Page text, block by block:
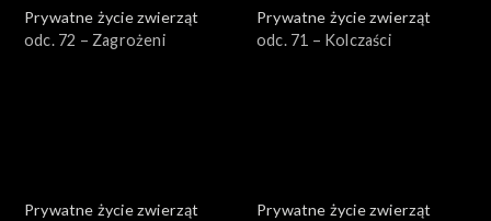
Prywatne życie zwierząt
odc. 72 – Zagrożeni
Prywatne życie zwierząt
odc. 71 – Kolczaści
Prywatne życie zwierząt
Prywatne życie zwierząt